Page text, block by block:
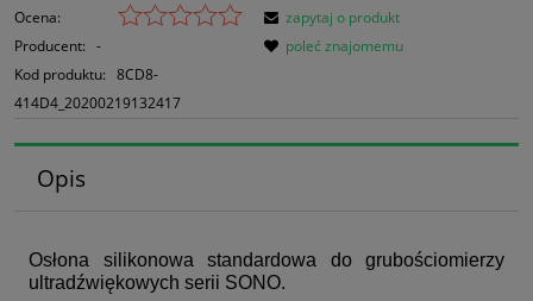
Ocena:
Producent: -
Kod produktu: 8CD8-
414D4_20200219132417
zapytaj o produkt
poleć znajomemu
Opis
Osłona silikonowa standardowa do grubościomierzy
ultradźwiękowych serii SONO.